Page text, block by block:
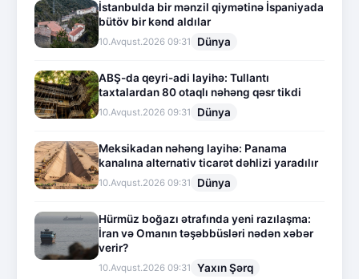
İstanbulda bir mənzil qiymətinə İspaniyada
bütöv bir kənd aldılar
10.Avqust.2026 09:31 Dünya
ABŞ-da qeyri-adi layihə: Tullantı
taxtalardan 80 otaqlı nəhəng qəsr tikdi
10.Avqust.2026 09:31 Dünya
Meksikadan nəhəng layihə: Panama
kanalına alternativ ticarət dəhlizi yaradılır
10.Avqust.2026 09:31 Dünya
Hürmüz boğazı ətrafında yeni razılaşma:
İran və Omanın təşəbbüsləri nədən xəbər
verir?
10.Avqust.2026 09:31 Yaxın Şərq